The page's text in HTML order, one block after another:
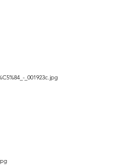
_001923c.jpg